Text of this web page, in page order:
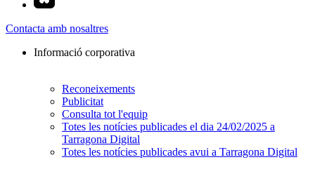
Contacta amb nosaltres
Informació corporativa
Reconeixements
Publicitat
Consulta tot l'equip
Totes les notícies publicades el dia 24/02/2025 a
Tarragona Digital
Totes les notícies publicades avui a Tarragona Digital